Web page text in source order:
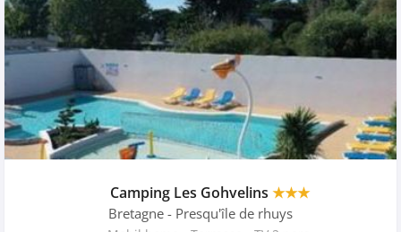
Camping Les Gohvelins ★★★
Bretagne - Presqu'île de rhuys